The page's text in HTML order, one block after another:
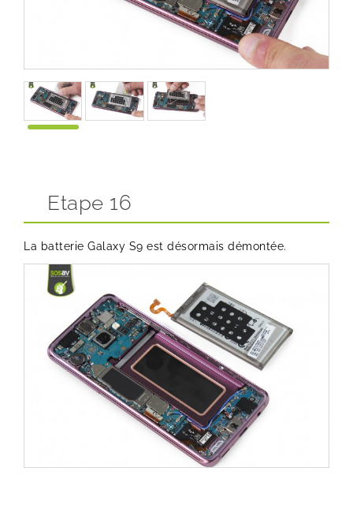
Etape 16
La batterie Galaxy S9 est désormais démontée.